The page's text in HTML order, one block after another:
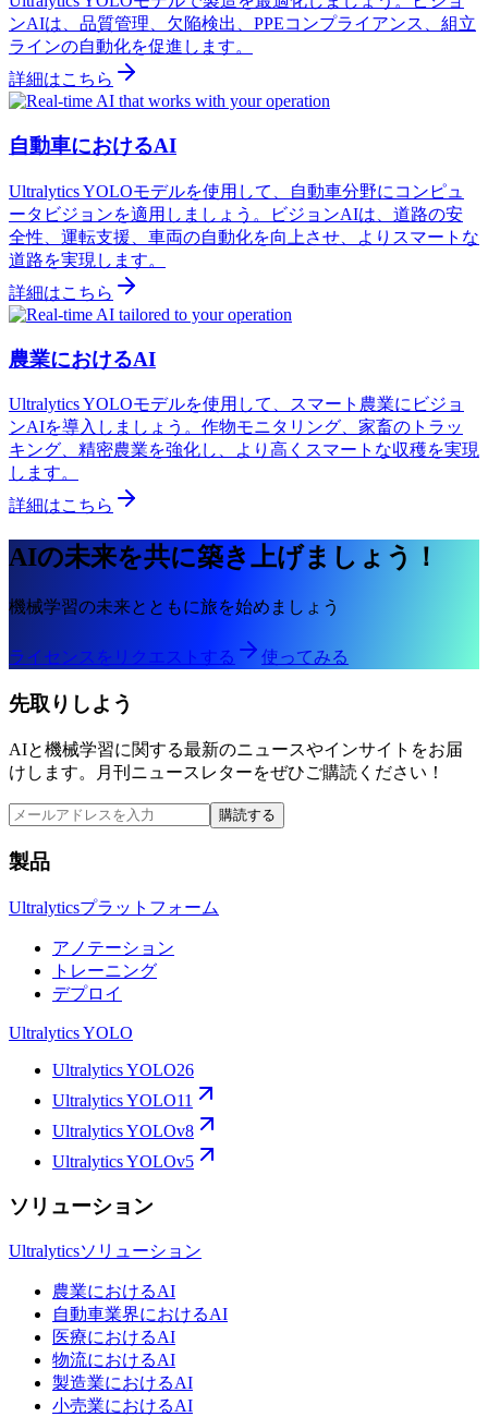
ンAIは、品質管理、欠陥検出、PPEコンプライアンス、組立
ラインの自動化を促進します。
詳細はこちら
自動車におけるAI
Ultralytics YOLOモデルを使用して、自動車分野にコンピュ
ータビジョンを適用しましょう。ビジョンAIは、道路の安
全性、運転支援、車両の自動化を向上させ、よりスマートな
道路を実現します。
詳細はこちら
農業におけるAI
Ultralytics YOLOモデルを使用して、スマート農業にビジョ
ンAIを導入しましょう。作物モニタリング、家畜のトラッ
キング、精密農業を強化し、より高くスマートな収穫を実現
します。
詳細はこちら
AIの未来を共に築き上げましょう！
機械学習の未来とともに旅を始めましょう
ライセンスをリクエストする 使ってみる
先取りしよう
AIと機械学習に関する最新のニュースやインサイトをお届
けします。月刊ニュースレターをぜひご購読ください！
購読する
製品
Ultralyticsプラットフォーム
アノテーション
トレーニング
デプロイ
Ultralytics YOLO
Ultralytics YOLO26
Ultralytics YOLO11
Ultralytics YOLOv8
Ultralytics YOLOv5
ソリューション
Ultralyticsソリューション
農業におけるAI
自動車業界におけるAI
医療におけるAI
物流におけるAI
製造業におけるAI
小売業におけるAI